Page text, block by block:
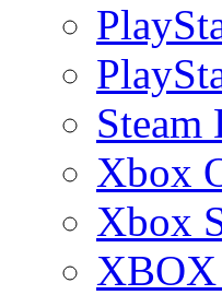
Steam
Xbox
Xbox
XBOX